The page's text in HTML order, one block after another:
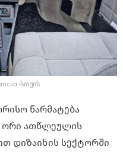
სთვის
წარმატება
ორი ათწლეულის
დიზაინის სექტორში